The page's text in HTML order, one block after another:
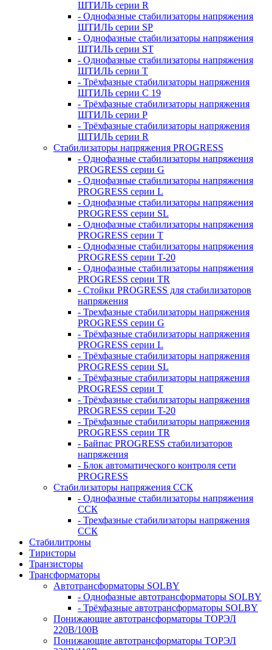
ШТИЛЬ серии R
- Однофазные стабилизаторы напряжения
ШТИЛЬ серии SP
- Однофазные стабилизаторы напряжения
ШТИЛЬ серии ST
- Однофазные стабилизаторы напряжения
ШТИЛЬ серии T
- Трёхфазные стабилизаторы напряжения
ШТИЛЬ серии C 19
- Трёхфазные стабилизаторы напряжения
ШТИЛЬ серии P
- Трёхфазные стабилизаторы напряжения
ШТИЛЬ серии R
Стабилизаторы напряжения PROGRESS
- Однофазные стабилизаторы напряжения
PROGRESS серии G
- Однофазные стабилизаторы напряжения
PROGRESS серии L
- Однофазные стабилизаторы напряжения
PROGRESS серии SL
- Однофазные стабилизаторы напряжения
PROGRESS серии T
- Однофазные стабилизаторы напряжения
PROGRESS серии T-20
- Однофазные стабилизаторы напряжения
PROGRESS серии TR
- Стойки PROGRESS для стабилизаторов
напряжения
- Трехфазные стабилизаторы напряжения
PROGRESS серии G
- Трёхфазные стабилизаторы напряжения
PROGRESS серии L
- Трёхфазные стабилизаторы напряжения
PROGRESS серии SL
- Трёхфазные стабилизаторы напряжения
PROGRESS серии T
- Трёхфазные стабилизаторы напряжения
PROGRESS серии T-20
- Трёхфазные стабилизаторы напряжения
PROGRESS серии TR
- Байпас PROGRESS стабилизаторов
напряжения
- Блок автоматического контроля сети
PROGRESS
Стабилизаторы напряжения ССК
- Однофазные стабилизаторы напряжения
ССК
- Трехфазные стабилизаторы напряжения
ССК
Стабилитроны
Тиристоры
Транзисторы
Трансформаторы
Автотрансформаторы SOLBY
- Однофазные автотрансформаторы SOLBY
- Трёхфазные автотрансформаторы SOLBY
Понижающие автотрансформаторы ТОРЭЛ
220В/100В
Понижающие автотрансформаторы ТОРЭЛ